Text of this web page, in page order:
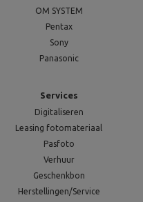
OM SYSTEM
Pentax
Sony
Panasonic
Services
Digitaliseren
Leasing fotomateriaal
Pasfoto
Verhuur
Geschenkbon
Herstellingen/Service